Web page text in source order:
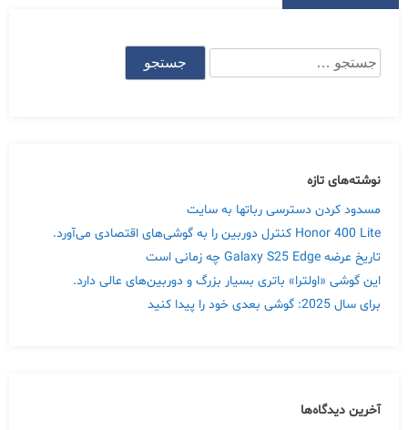
جستجو
برای:
نوشته‌های تازه
مسدود کردن دسترسی رباتها به سایت
Honor 400 Lite کنترل دوربین را به گوشی‌های اقتصادی می‌آورد.
تاریخ عرضه Galaxy S25 Edge چه زمانی است
این گوشی «اولترا» باتری بسیار بزرگ و دوربین‌های عالی دارد.
برای سال 2025: گوشی بعدی خود را پیدا کنید
آخرین دیدگاه‌ها